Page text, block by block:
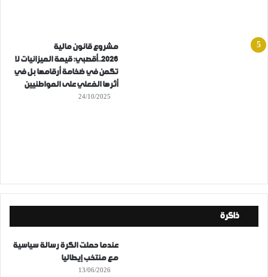
مشروع قانون مالية
2026..أقصبي: قيمة الميزانيات لا
تكمن في ضخامة أرقامها بل في
أثرها الفعلي على المواطنيين
24/10/2025
ذاكرة
عندما حملت الكرة رسالة سياسية
مع منتخب إيطاليا
13/06/2026